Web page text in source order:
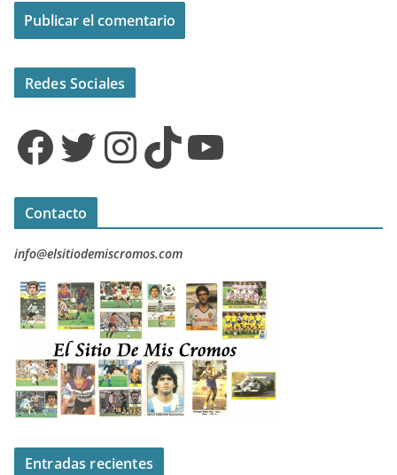
Redes Sociales
Facebook Twitter InstagramTikTok YouTube
Contacto
info@elsitiodemiscromos.com
Entradas recientes